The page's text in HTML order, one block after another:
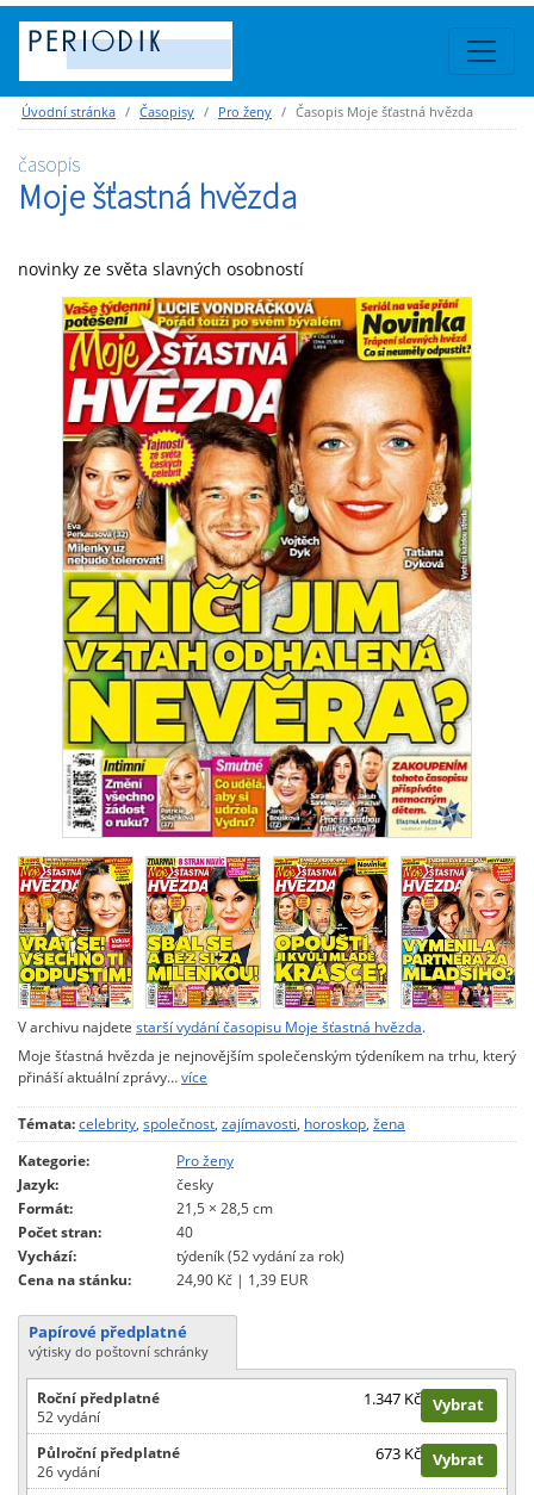
Úvodní stránka Časopisy Pro ženy Časopis Moje šťastná hvězda
časopis
Moje šťastná hvězda
novinky ze světa slavných osobností
V archivu najdete starší vydání časopisu Moje šťastná hvězda.
Moje šťastná hvězda je nejnovějším společenským týdeníkem na trhu, který
přináší aktuální zprávy…více
Témata:celebrity, společnost, zajímavosti, horoskop, žena
Kategorie:
Pro ženy
Jazyk:
česky
Formát:
21,5 × 28,5 cm
Počet stran:
40
Vychází:
týdeník (52 vydání za rok)
Cena na stánku:
24,90 Kč | 1,39 EUR
Papírové předplatné
výtisky do poštovní schránky
Roční předplatné
52 vydání
1.347 Kč Vybrat
Půlroční předplatné
26 vydání
673 Kč Vybrat